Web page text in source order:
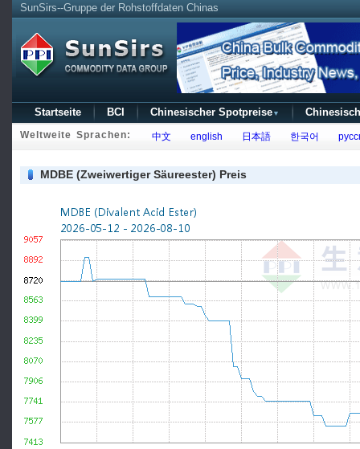
SunSirs--Gruppe der Rohstoffdaten Chinas
Startseite BCI Chinesischer Spotpreise ▼
Weltweite Sprachen: 中文 english 日本語 한국어
MDBE (Zweiwertiger Säureester) Preis